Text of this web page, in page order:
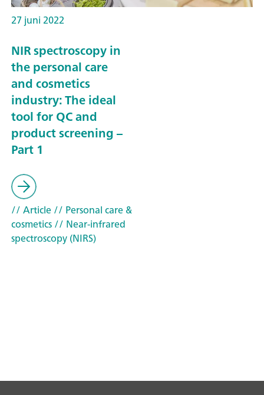
27 juni 2022
NIR spectroscopy in
the personal care
and cosmetics
industry: The ideal
tool for QC and
product screening –
Part 1
// Article// Personal care &
cosmetics// Near-infrared
spectroscopy (NIRS)